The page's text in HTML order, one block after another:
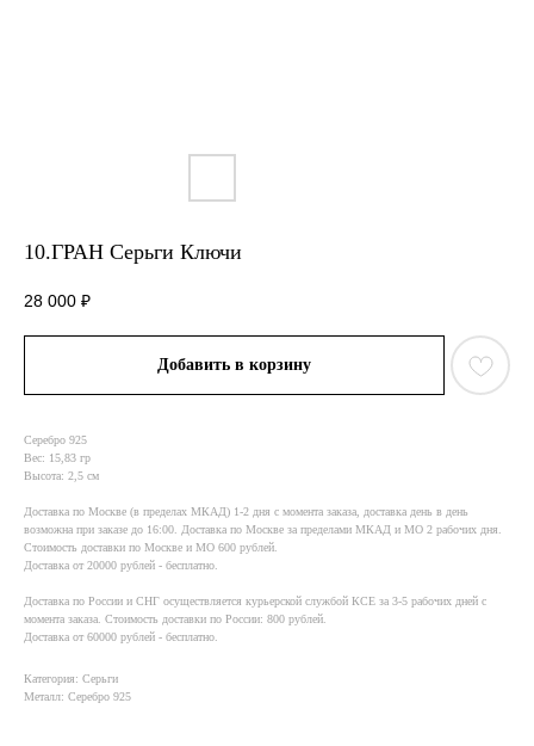
10.ГРАН Серьги Ключи
28 000 ₽
Добавить в корзину
Серебро 925
Вес: 15,83 гр
Высота: 2,5 см
Доставка по Москве (в пределах МКАД) 1-2 дня с момента заказа, доставка день в день
возможна при заказе до 16:00. Доставка по Москве за пределами МКАД и МО 2 рабочих дня.
Стоимость доставки по Москве и МО 600 рублей.
Доставка от 20000 рублей - бесплатно.
Доставка по России и СНГ осуществляется курьерской службой КСE за 3-5 рабочих дней с
момента заказа. Стоимость доставки по России: 800 рублей.
Доставка от 60000 рублей - бесплатно.
Категория: Серьги
Металл: Серебро 925